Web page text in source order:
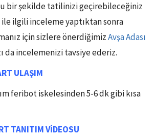
bir şekilde tatilinizi geçirebileceğiniz
ilgili inceleme yaptıktan sonra
için sizlere önerdiğimizAvşa Adası
da incelemenizi tavsiye ederiz.
ULAŞIM
feribot iskelesinden 5-6 dk gibi kısa
TANITIM VİDEOSU